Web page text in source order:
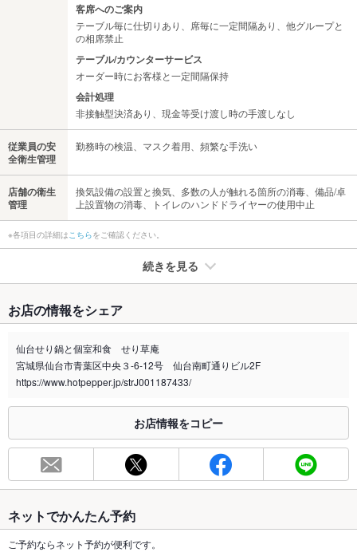
客席へのご案内
テーブル毎に仕切りあり、席毎に一定間隔あり、他グループと
の相席禁止
テーブル/カウンターサービス
オーダー時にお客様と一定間隔保持
会計処理
非接触型決済あり、現金等受け渡し時の手渡しなし
従業員の安
全衛生管理
勤務時の検温、マスク着用、頻繁な手洗い
店舗の衛生
管理
換気設備の設置と換気、多数の人が触れる箇所の消毒、備品/卓
上設置物の消毒、トイレのハンドドライヤーの使用中止
※各項目の詳細は こちらをご確認ください。
続きを見る
禁煙・喫煙 全席禁煙
喫煙専用室 なし
※2020年4月1日～受動喫煙対策に関する法律が施行されています。正しい情報はお店へお問い
総席数 56席
最大宴会収
56人
個室 あり ：全席個室となっております。
お店の情報をシェア
仙台せり鍋と個室和食 せり草庵
宮城県仙台市青葉区中央３-6-12号 仙台南町通りビル2F
https://www.hotpepper.jp/strJ001187433/
お店情報をコピー
ネットでかんたん予約
ご予約ならネット予約が便利です。